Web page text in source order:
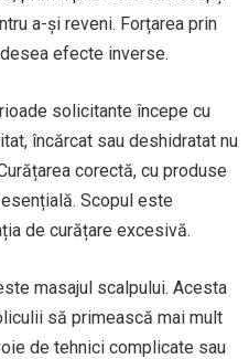
a-și reveni. Forțarea prin
efecte inverse.
solicitante începe cu
încărcat sau deshidratat nu
corectă, cu produse
Scopul este
de curățare excesivă.
masajul scalpului. Acesta
să primească mai mult
de tehnici complicate sau